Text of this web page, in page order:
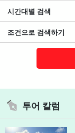
시간대별 검색
조건으로 검색하기
투어 칼럼